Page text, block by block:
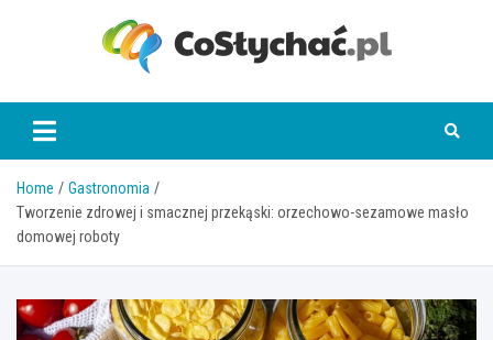
coslychac.pl
Home
Gastronomia
Tworzenie zdrowej i smacznej przekąski: orzechowo-sezamowe masło
domowej roboty